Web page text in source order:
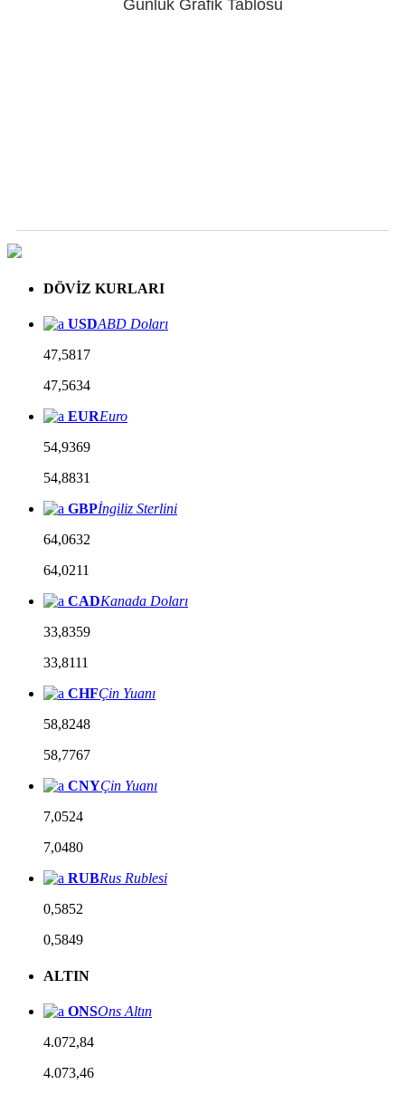
Günlük Grafik Tablosu
DÖVİZ KURLARI
USDABD Doları
47,5817
47,5634
EUREuro
54,9369
54,8831
GBPİngiliz Sterlini
64,0632
64,0211
CADKanada Doları
33,8359
33,8111
CHFÇin Yuanı
58,8248
58,7767
CNYÇin Yuanı
7,0524
7,0480
RUBRus Rublesi
0,5852
0,5849
ALTIN
ONSOns Altın
4.072,84
4.073,46